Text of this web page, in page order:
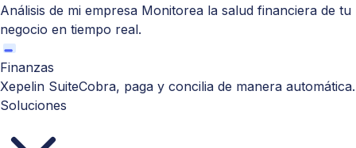
Análisis de mi empresa Monitorea la salud financiera de tu
negocio en tiempo real.
Finanzas
Xepelin SuiteCobra, paga y concilia de manera automática.
Soluciones